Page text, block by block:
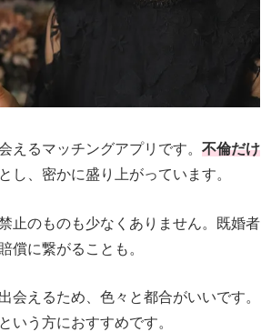
えるマッチングアプリです。 不倫だけ
とし、密かに盛り上がっています。
止のものも少なくありません。既婚者
償に繋がることも。
会えるため、色々と都合がいいです。
いう方におすすめです。